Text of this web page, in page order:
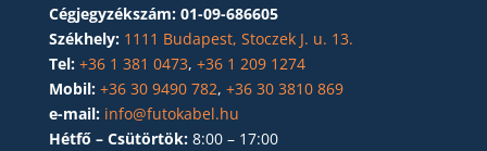
Cégjegyzékszám: 01-09-686605
Székhely: 1111 Budapest, Stoczek J. u. 13.
Tel: +36 1 381 0473, +36 1 209 1274
Mobil: +36 30 9490 782, +36 30 3810 869
e-mail: info@futokabel.hu
Hétfő – Csütörtök: 8:00 – 17:00